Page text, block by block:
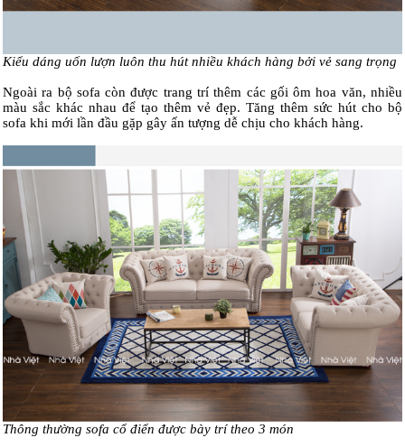
Kiểu dáng uốn lượn luôn thu hút nhiều khách hàng bởi vẻ sang trọng
Ngoài ra bộ sofa còn được trang trí thêm các gối ôm hoa văn, nhiều
màu sắc khác nhau để tạo thêm vẻ đẹp. Tăng thêm sức hút cho bộ
sofa khi mới lần đầu gặp gây ấn tượng dễ chịu cho khách hàng.
Thông thường sofa cổ điển được bày trí theo 3 món